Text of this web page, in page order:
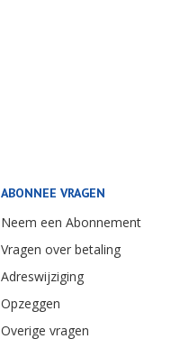
ABONNEE VRAGEN
Neem een Abonnement
Vragen over betaling
Adreswijziging
Opzeggen
Overige vragen